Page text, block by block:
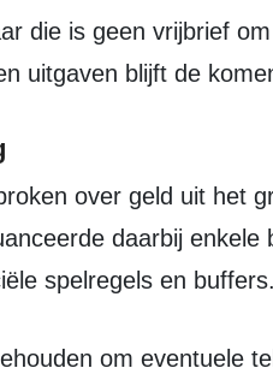
uitgaven blijft de
daarbij enkele
spelregels en buffers.